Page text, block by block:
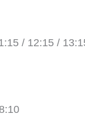
/ 12:15 /